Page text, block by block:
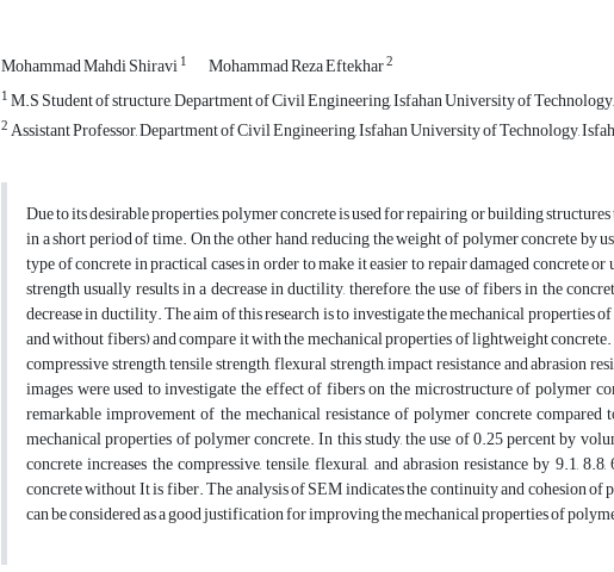
Mohammad Mahdi Shiravi1 Mohammad Reza Eftekhar2
1M.S Student of structure, Department of Civil Engineering, Isfahan University of
2Assistant Professor, Department of Civil Engineering, Isfahan University of Technology,
Due to its desirable properties, polymer concrete is used for repairing or building
in a short period of time. On the other hand, reducing the weight of polymer concrete by
type of concrete in practical cases in order to make it easier to repair damaged concrete
strength usually results in a decrease in ductility, therefore, the use of fibers in the
decrease in ductility. The aim of this research is to investigate the mechanical
and without fibers) and compare it with the mechanical properties of lightweight
compressive strength, tensile strength, flexural strength, impact resistance and abrasion
images were used to investigate the effect of fibers on the microstructure of polymer
remarkable improvement of the mechanical resistance of polymer concrete
mechanical properties of polymer concrete. In this study, the use of 0.25 percent by
concrete increases the compressive, tensile, flexural, and abrasion resistance by 9.1,
concrete without It is fiber. The analysis of SEM indicates the continuity and cohesion
can be considered as a good justification for improving the mechanical properties of